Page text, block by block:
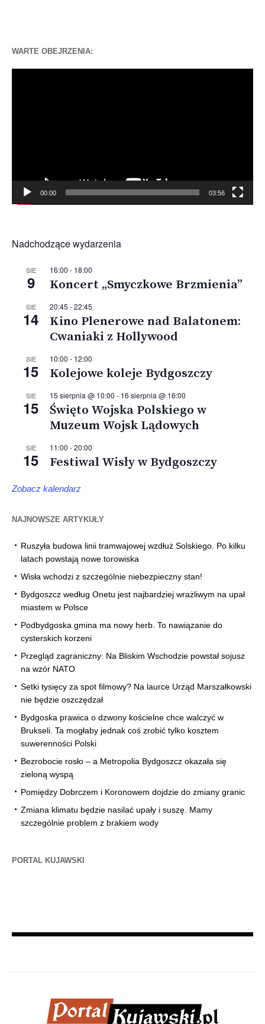
WARTE OBEJRZENIA:
00:00 03:56
Nadchodzące wydarzenia
SIE
9
16:00 - 18:00
Koncert „Smyczkowe Brzmienia”
SIE
14
20:45 -22:45
Kino Plenerowe nad Balatonem:
Cwaniaki z Hollywood
SIE
15
10:00 - 12:00
Kolejowe koleje Bydgoszczy
SIE
15
15 sierpnia @ 10:00 - 16 sierpnia @ 16:00
Święto Wojska Polskiego w
Muzeum Wojsk Lądowych
SIE
15
11:00 -20:00
Festiwal Wisły w Bydgoszczy
Zobacz kalendarz
NAJNOWSZE ARTYKUŁY
Ruszyła budowa linii tramwajowej wzdłuż Solskiego. Po kilku
latach powstają nowe torowiska
Wisła wchodzi z szczególnie niebezpieczny stan!
Bydgoszcz według Onetu jest najbardziej wrażliwym na upał
miastem w Polsce
Podbydgoska gmina ma nowy herb. To nawiązanie do
cysterskich korzeni
Przegląd zagraniczny: Na Bliskim Wschodzie powstał sojusz
na wzór NATO
Setki tysięcy za spot filmowy? Na laurce Urząd Marszałkowski
nie będzie oszczędzał
Bydgoska prawica o dzwony kościelne chce walczyć w
Brukseli. Ta mogłaby jednak coś zrobić tylko kosztem
suwerenności Polski
Bezrobocie rosło – a Metropolia Bydgoszcz okazała się
zieloną wyspą
Pomiędzy Dobrczem i Koronowem dojdzie do zmiany granic
Zmiana klimatu będzie nasilać upały i suszę. Mamy
szczególnie problem z brakiem wody
PORTAL KUJAWSKI